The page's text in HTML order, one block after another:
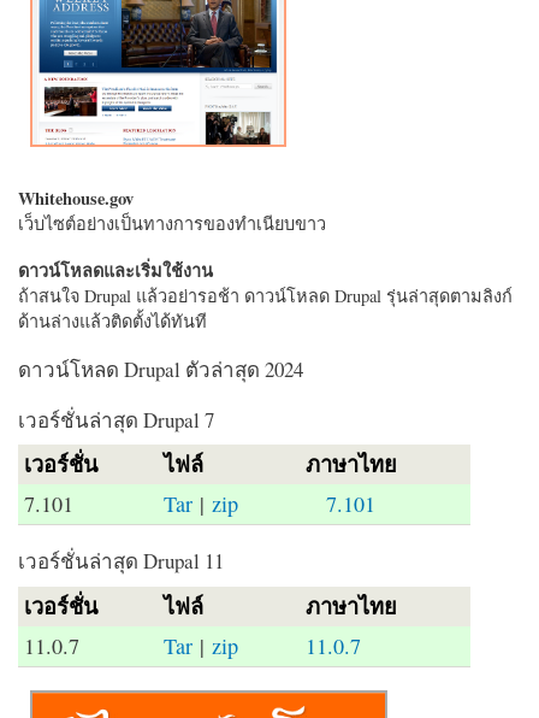
Whitehouse.gov
เว็บไซต์อย่างเป็นทางการของทำเนียบขาว
ดาวน์โหลดและเริ่มใช้งาน
ถ้าสนใจ Drupal แล้วอย่ารอช้า ดาวน์โหลด Drupal รุ่นล่าสุดตามลิงก์
ด้านล่างแล้วติดตั้งได้ทันที
ดาวน์โหลด Drupal ตัวล่าสุด 2024
เวอร์ชั่นล่าสุด Drupal 7
เวอร์ชั่น ไฟล์ ภาษาไทย
7.101 Tar |zip 7.101
เวอร์ชั่นล่าสุด Drupal 11
เวอร์ชั่น ไฟล์ ภาษาไทย
11.0.7 Tar | zip 11.0.7